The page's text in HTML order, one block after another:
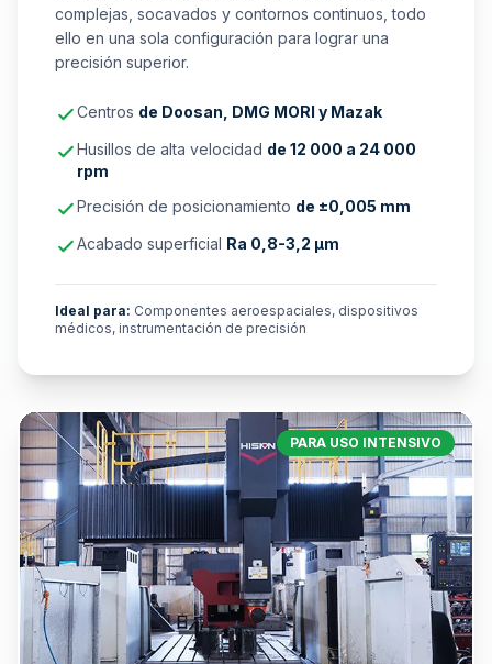
complejas, socavados y contornos continuos, todo
ello en una sola configuración para lograr una
precisión superior.
Centros de Doosan, DMG MORI y Mazak
Husillos de alta velocidad de 12 000 a 24 000
rpm
Precisión de posicionamiento de ±0,005 mm
Acabado superficial Ra 0,8-3,2 μm
Ideal para: Componentes aeroespaciales, dispositivos
médicos, instrumentación de precisión
PARA USO INTENSIVO